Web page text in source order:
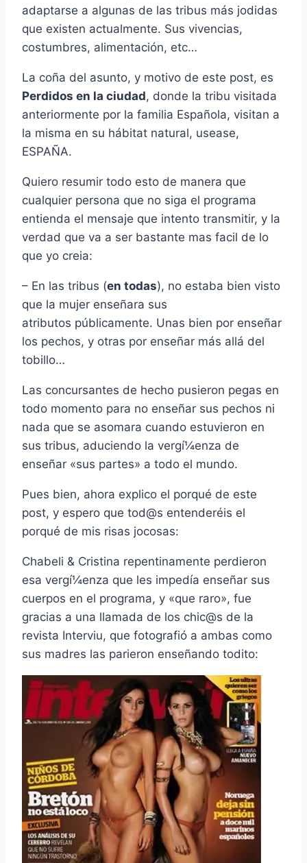
adaptarse a algunas de las tribus más jodidas
que existen actualmente. Sus vivencias,
costumbres, alimentación, etc…
La coña del asunto, y motivo de este post, es
Perdidos en la ciudad, donde la tribu visitada
anteriormente por la familia Española, visitan a
la misma en su hábitat natural, usease,
ESPAÑA.
Quiero resumir todo esto de manera que
cualquier persona que no siga el programa
entienda el mensaje que intento transmitir, y la
verdad que va a ser bastante mas facil de lo
que yo creia:
– En las tribus (en todas), no estaba bien visto
que la mujer enseñara sus
atributos públicamente. Unas bien por enseñar
los pechos, y otras por enseñar más allá del
tobillo…
Las concursantes de hecho pusieron pegas en
todo momento para no enseñar sus pechos ni
nada que se asomara cuando estuvieron en
sus tribus, aduciendo la vergí¼enza de
enseñar «sus partes» a todo el mundo.
Pues bien, ahora explico el porqué de este
post, y espero que tod@s entenderéis el
porqué de mis risas jocosas:
Chabeli & Cristina repentinamente perdieron
esa vergí¼enza que les impedí­a enseñar sus
cuerpos en el programa, y «que raro», fue
gracias a una llamada de los chic@s de la
revista Interviu, que fotografió a ambas como
sus madres las parieron enseñando todito: